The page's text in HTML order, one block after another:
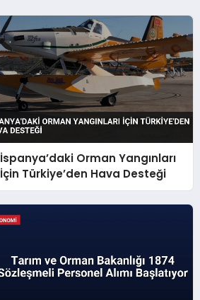
İspanya’daki Orman Yangınları
İçin Türkiye’den Hava Desteği